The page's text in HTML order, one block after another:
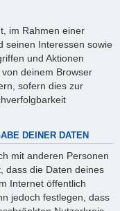
im Rahmen einer
seinen Interessen sowie
und Aktionen
deinem Browser
sofern dies zur
DEINER DATEN
mit anderen Personen
dass die Daten deines
Internet öffentlich
jedoch festlegen, dass